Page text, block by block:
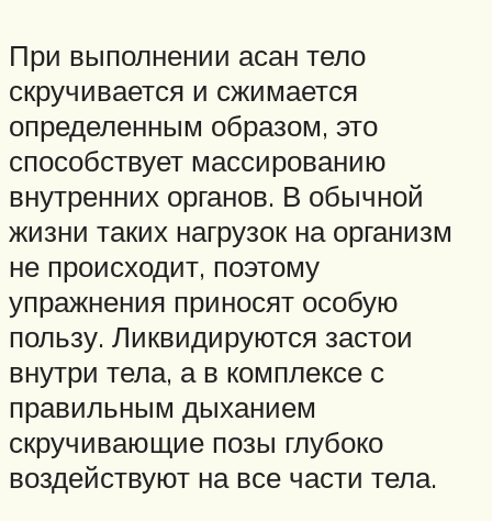
При выполнении асан тело
скручивается и сжимается
определенным образом, это
способствует массированию
внутренних органов. В обычной
жизни таких нагрузок на организм
не происходит, поэтому
упражнения приносят особую
пользу. Ликвидируются застои
внутри тела, а в комплексе с
правильным дыханием
скручивающие позы глубоко
воздействуют на все части тела.